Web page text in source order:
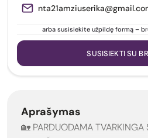
arba susisiekite užpildę formą –
SUSISIEKTI SU
Aprašymas
🏡 PARDUODAMA TVARKINGA